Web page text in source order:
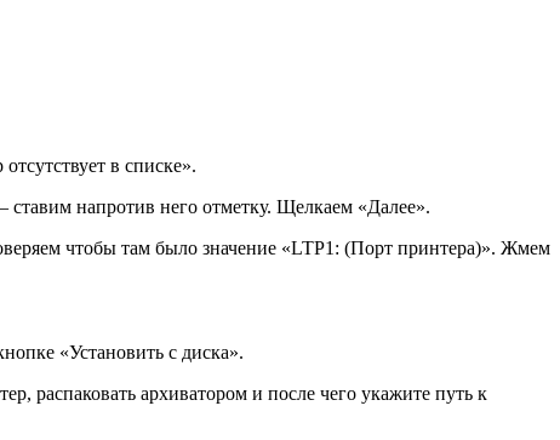
в списке».
напротив него отметку. Щелкаем «Далее».
чтобы там было значение «LTP1: (Порт принтера)». Жмем
«Установить с диска».
распаковать архиватором и после чего укажите путь к